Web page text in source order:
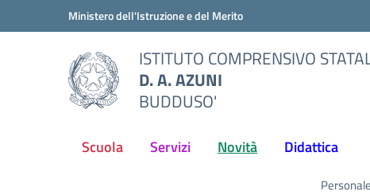
Vai ai contenuti
Vai al menu di navigazioneMinistero dell'Istruzione e del Merito
ISTITUTO COMPRENSIVO
D. A. AZUNI
BUDDUSO'
Scuola Servizi Novità Didattica